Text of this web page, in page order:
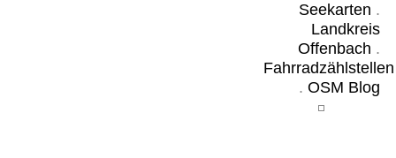
Seekarten .
Landkreis
Offenbach .
Fahrradzählstellen
. OSM Blog